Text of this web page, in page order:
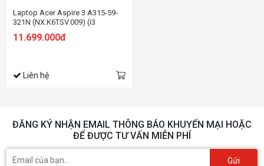
Laptop Acer Aspire 3 A315-59-
321N (NX.K6TSV.009) (i3
SSD/15.6 inch FHD/Win 11/Bạc)
11.699.000đ
Liên hệ
ĐĂNG KÝ NHẬN EMAIL THÔNG BÁO KHUYẾN MẠI HOẶC
ĐỂ ĐƯỢC TƯ VẤN MIỄN PHÍ
Gửi